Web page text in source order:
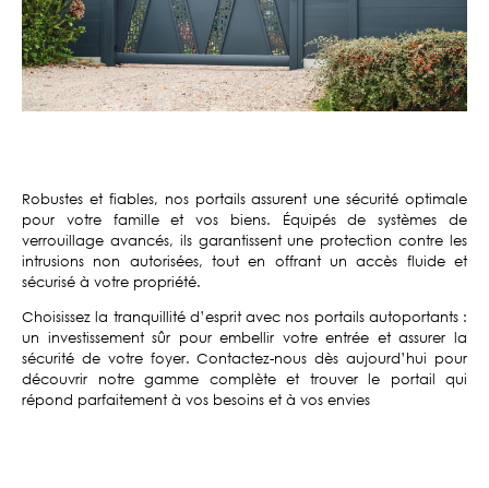
Robustes et fiables, nos portails assurent une sécurité optimale
pour votre famille et vos biens. Équipés de systèmes de
verrouillage avancés, ils garantissent une protection contre les
intrusions non autorisées, tout en offrant un accès fluide et
sécurisé à votre propriété.
Choisissez la tranquillité d’esprit avec nos portails autoportants :
un investissement sûr pour embellir votre entrée et assurer la
sécurité de votre foyer. Contactez-nous dès aujourd’hui pour
découvrir notre gamme complète et trouver le portail qui
répond parfaitement à vos besoins et à vos envies